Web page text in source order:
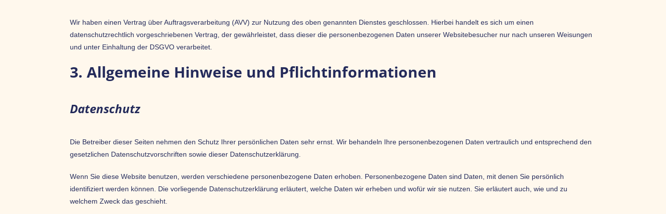
Wir haben einen Vertrag über Auftragsverarbeitung (AVV) zur Nutzung des oben genannten Dienstes geschlossen. Hierbei handelt es sich um einen
datenschutzrechtlich vorgeschriebenen Vertrag, der gewährleistet, dass dieser die personenbezogenen Daten unserer Websitebesucher nur nach unseren Weisungen
und unter Einhaltung der DSGVO verarbeitet.
3. Allgemeine Hinweise und Pflicht­informationen
Datenschutz
Die Betreiber dieser Seiten nehmen den Schutz Ihrer persönlichen Daten sehr ernst. Wir behandeln Ihre personenbezogenen Daten vertraulich und entsprechend den
gesetzlichen Datenschutzvorschriften sowie dieser Datenschutzerklärung.
Wenn Sie diese Website benutzen, werden verschiedene personenbezogene Daten erhoben. Personenbezogene Daten sind Daten, mit denen Sie persönlich
identifiziert werden können. Die vorliegende Datenschutzerklärung erläutert, welche Daten wir erheben und wofür wir sie nutzen. Sie erläutert auch, wie und zu
welchem Zweck das geschieht.